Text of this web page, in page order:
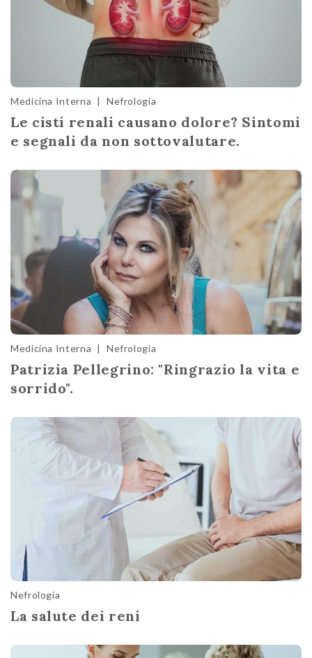
Medicina Interna | Nefrologia
Le cisti renali causano dolore? Sintomi
e segnali da non sottovalutare.
Medicina Interna | Nefrologia
Patrizia Pellegrino: "Ringrazio la vita e
sorrido".
Nefrologia
La salute dei reni